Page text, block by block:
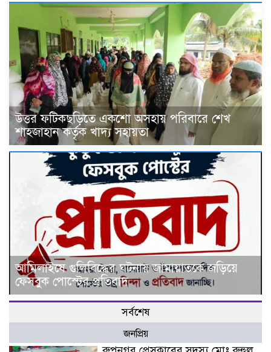
উত্তর ফটিকছড়িতে একশো অসহায় পরিবারে শেখ
শাহজাহান কর্তৃক খাদ্য সহায়তা
আমিলাইষে গুলিবিদ্ধের ঘটনায় জামায়াতকে জড়িয়ে
ফেসবুক পোস্টের প্রতিবাদ
সর্বশেষ
জনপ্রিয়